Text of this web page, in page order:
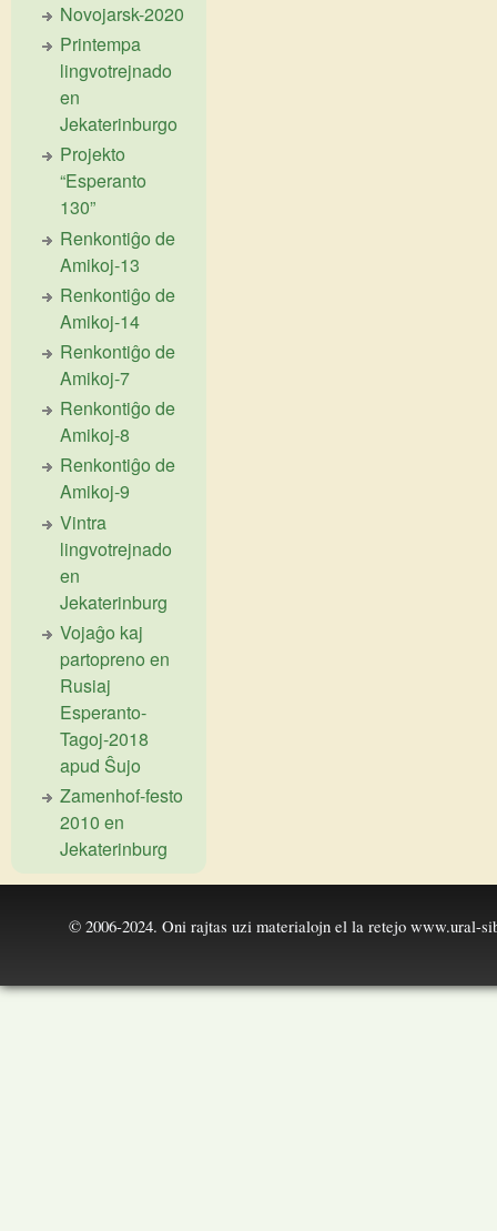
Novojarsk-2020
Printempa
lingvotrejnado
en
Jekaterinburgo
Projekto
“Esperanto
130”
Renkontiĝo de
Amikoj-13
Renkontiĝo de
Amikoj-14
Renkontiĝo de
Amikoj-7
Renkontiĝo de
Amikoj-8
Renkontiĝo de
Amikoj-9
Vintra
lingvotrejnado
en
Jekaterinburg
Vojaĝo kaj
partopreno en
Rusiaj
Esperanto-
Tagoj-2018
apud Ŝujo
Zamenhof-festo
2010 en
Jekaterinburg
© 2006-2024. Oni rajtas uzi materialojn el la retejo www.ural-